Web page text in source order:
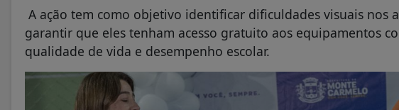
A ação tem como objetivo identificar dificuldades visuais nos
garantir que eles tenham acesso gratuito aos equipamentos
qualidade de vida e desempenho escolar.